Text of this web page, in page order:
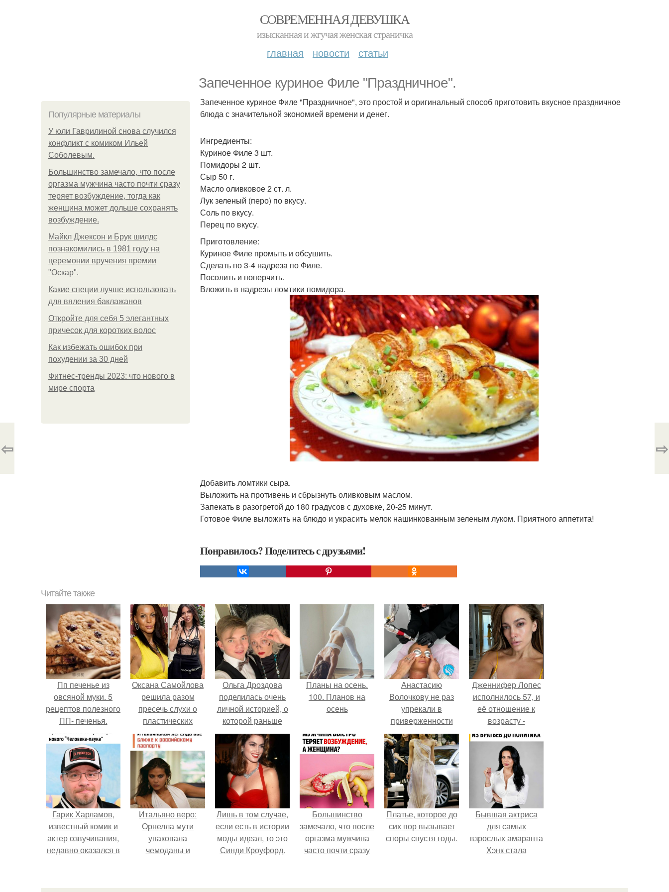
СОВРЕМЕННАЯ ДЕВУШКА
изысканная и жгучая женская страничка
главная новости статьи
Запеченное куриное Филе "Праздничное".
Популярные материалы
У юли Гаврилиной снова случился
конфликт с комиком Ильей
Соболевым.
Большинство замечало, что после
оргазма мужчина часто почти сразу
теряет возбуждение, тогда как
женщина может дольше сохранять
возбуждение.
Майкл Джексон и Брук шилдс
познакомились в 1981 году на
церемонии вручения премии
"Оскар".
Какие специи лучше использовать
для вяления баклажанов
Откройте для себя 5 элегантных
причесок для коротких волос
Как избежать ошибок при
похудении за 30 дней
Фитнес-тренды 2023: что нового в
мире спорта
Запеченное куриное Филе "Праздничное", это простой и оригинальный способ приготовить вкусное праздничное
блюда с значительной экономией времени и денег.
Ингредиенты:
Куриное Филе 3 шт.
Помидоры 2 шт.
Сыр 50 г.
Масло оливковое 2 ст. л.
Лук зеленый (перо) по вкусу.
Соль по вкусу.
Перец по вкусу.
Приготовление:
Куриное Филе промыть и обсушить.
Сделать по 3-4 надреза по Филе.
Посолить и поперчить.
Вложить в надрезы ломтики помидора.
Добавить ломтики сыра.
Выложить на противень и сбрызнуть оливковым маслом.
Запекать в разогретой до 180 градусов с духовке, 20-25 минут.
Готовое Филе выложить на блюдо и украсить мелок нашинкованным зеленым луком. Приятного аппетита!
Понравилось? Поделитесь с друзьями!
⇦ ⇨
Читайте также
Пп печенье из
овсяной муки. 5
рецептов полезного
ПП- печенья.
Оксана Самойлова
решила разом
пресечь слухи о
пластических
операциях и
публично
прояснила
ситуацию.
Ольга Дроздова
поделилась очень
личной историей, о
которой раньше
почти не говорила.
Планы на осень.
100. Планов на
осень
Анастасию
Волочкову не раз
упрекали в
приверженности
устаревшим бьюти -
процедурам.
Дженнифер Лопес
исполнилось 57, и
её отношение к
возрасту -
настоящий
манифест
уверенности: "не
говорите, что я
отлично выгляжу
для 57.
Гарик Харламов,
известный комик и
актер озвучивания,
недавно оказался в
над озвучкой
Итальяно веро:
Орнелла мути
упаковала
чемоданы и
красным
Лишь в том случае,
если есть в истории
моды идеал, то это
Синди Кроуфорд.
Большинство
замечало, что после
оргазма мужчина
часто почти сразу
как женщина может
Платье, которое до
сих пор вызывает
споры спустя годы.
Бывшая актриса
для самых
взрослых амаранта
Хэнк стала